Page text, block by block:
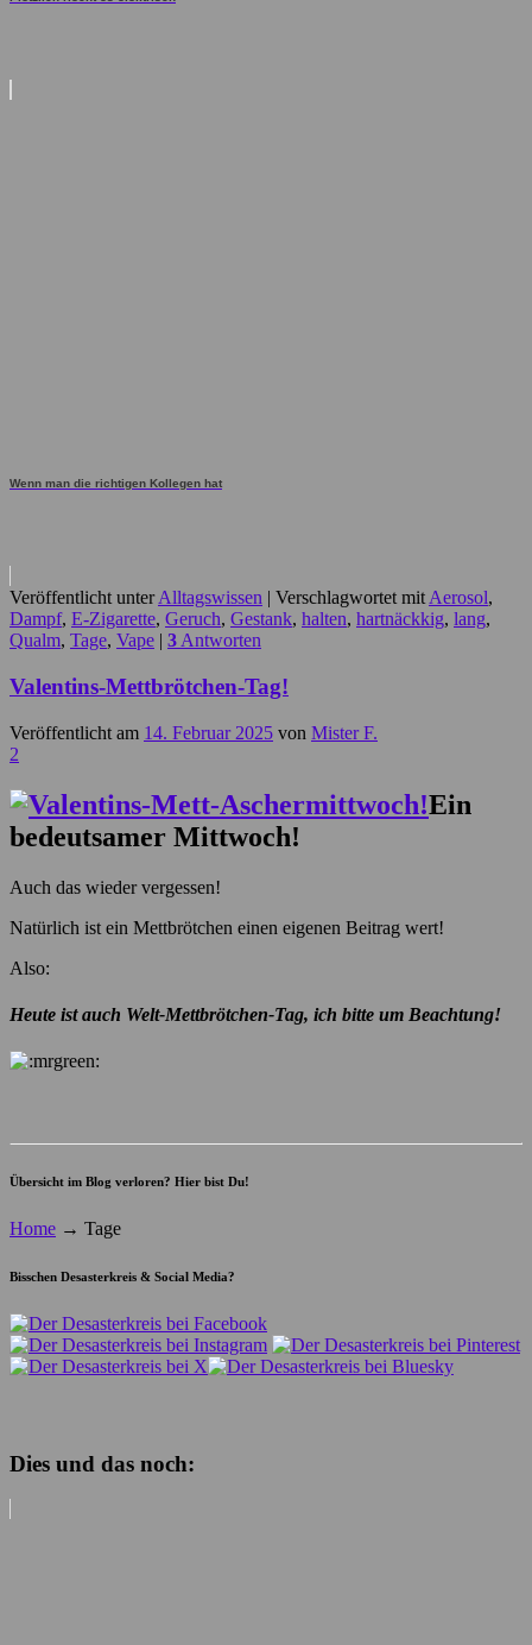
Wenn man die richtigen Kollegen hat
Veröffentlicht unterAlltagswissen | Verschlagwortet mitAerosol,
Dampf, E-Zigarette, Geruch, Gestank, halten, hartnäckkig, lang,
Qualm, Tage, Vape | 3Antworten
Valentins-Mettbrötchen-Tag!
Veröffentlicht am 14. Februar 2025 von Mister F.
2
Ein
bedeutsamer Mittwoch!
Auch das wieder vergessen!
Natürlich ist ein Mettbrötchen einen eigenen Beitrag wert!
Also:
Heute ist auch Welt-Mettbrötchen-Tag, ich bitte um Beachtung!
Übersicht im Blog verloren? Hier bist Du!
Home → Tage
Bisschen Desasterkreis & Social Media?
Dies und das noch: